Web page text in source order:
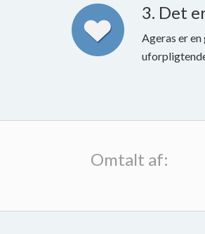
3. Det
Ageras er
Omtalt af: